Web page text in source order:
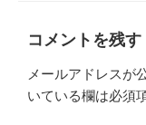
コメントを残す
メールアドレスが
いている欄は必須